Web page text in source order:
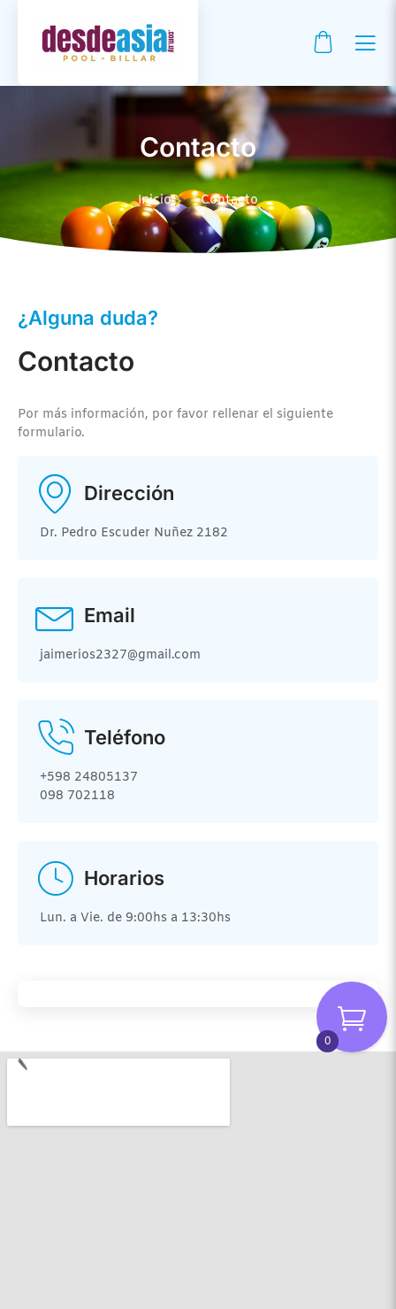
Contacto
Inicio Contacto
¿Alguna duda?
Contacto
Por más información, por favor rellenar el siguiente
formulario.
Dirección
Dr. Pedro Escuder Nuñez 2182
Email
jaimerios2327@gmail.com
Teléfono
+598 24805137
098 702118
Horarios
Lun. a Vie. de 9:00hs a 13:30hs
0